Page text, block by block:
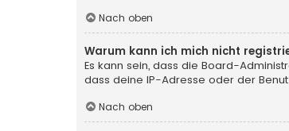
Nach oben
Warum kann ich mich nicht
Es kann sein, dass die Board-
dass deine IP-Adresse oder der
Nach oben